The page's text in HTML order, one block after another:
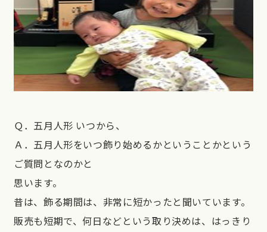
Ｑ．五月人形 いつから、
Ａ．五月人形をいつ飾り始めるかということかという
ご質問となのかと
思います。
昔は、飾る期間は、非常に短かったと聞いています。
販売も短期で、何日などという取り決めは、はっきり